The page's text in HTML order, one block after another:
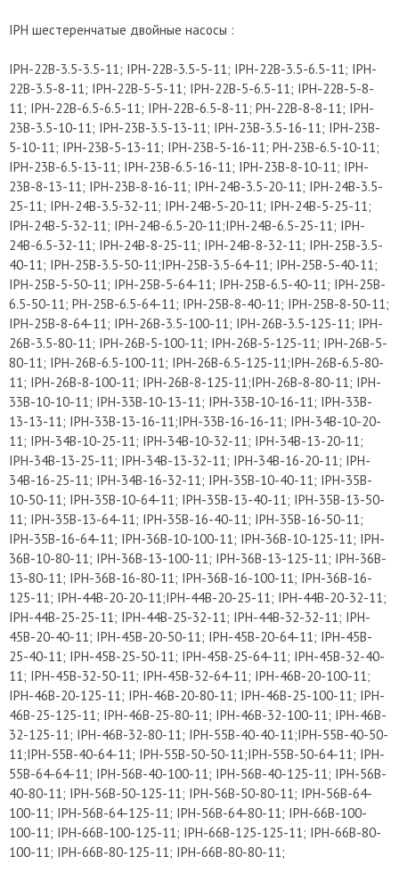
IPH шестеренчатые двойные насосы :
IPH-22B-3.5-3.5-11; IPH-22B-3.5-5-11; IPH-22B-3.5-6.5-11; IPH-
22B-3.5-8-11; IPH-22B-5-5-11; IPH-22B-5-6.5-11; IPH-22B-5-8-
11; IPH-22B-6.5-6.5-11; IPH-22B-6.5-8-11; PH-22B-8-8-11; IPH-
23B-3.5-10-11; IPH-23B-3.5-13-11; IPH-23B-3.5-16-11; IPH-23B-
5-10-11; IPH-23B-5-13-11; IPH-23B-5-16-11; PH-23B-6.5-10-11;
IPH-23B-6.5-13-11; IPH-23B-6.5-16-11; IPH-23B-8-10-11; IPH-
23B-8-13-11; IPH-23B-8-16-11; IPH-24B-3.5-20-11; IPH-24B-3.5-
25-11; IPH-24B-3.5-32-11; IPH-24B-5-20-11; IPH-24B-5-25-11;
IPH-24B-5-32-11; IPH-24B-6.5-20-11;IPH-24B-6.5-25-11; IPH-
24B-6.5-32-11; IPH-24B-8-25-11; IPH-24B-8-32-11; IPH-25B-3.5-
40-11; IPH-25B-3.5-50-11;IPH-25B-3.5-64-11; IPH-25B-5-40-11;
IPH-25B-5-50-11; IPH-25B-5-64-11; IPH-25B-6.5-40-11; IPH-25B-
6.5-50-11; PH-25B-6.5-64-11; IPH-25B-8-40-11; IPH-25B-8-50-11;
IPH-25B-8-64-11; IPH-26B-3.5-100-11; IPH-26B-3.5-125-11; IPH-
26B-3.5-80-11; IPH-26B-5-100-11; IPH-26B-5-125-11; IPH-26B-5-
80-11; IPH-26B-6.5-100-11; IPH-26B-6.5-125-11;IPH-26B-6.5-80-
11; IPH-26B-8-100-11; IPH-26B-8-125-11;IPH-26B-8-80-11; IPH-
33B-10-10-11; IPH-33B-10-13-11; IPH-33B-10-16-11; IPH-33B-
13-13-11; IPH-33B-13-16-11;IPH-33B-16-16-11; IPH-34B-10-20-
11; IPH-34B-10-25-11; IPH-34B-10-32-11; IPH-34B-13-20-11;
IPH-34B-13-25-11; IPH-34B-13-32-11; IPH-34B-16-20-11; IPH-
34B-16-25-11; IPH-34B-16-32-11; IPH-35B-10-40-11; IPH-35B-
10-50-11; IPH-35B-10-64-11; IPH-35B-13-40-11; IPH-35B-13-50-
11; IPH-35B-13-64-11; IPH-35B-16-40-11; IPH-35B-16-50-11;
IPH-35B-16-64-11; IPH-36B-10-100-11; IPH-36B-10-125-11; IPH-
36B-10-80-11; IPH-36B-13-100-11; IPH-36B-13-125-11; IPH-36B-
13-80-11; IPH-36B-16-80-11; IPH-36B-16-100-11; IPH-36B-16-
125-11; IPH-44B-20-20-11;IPH-44B-20-25-11; IPH-44B-20-32-11;
IPH-44B-25-25-11; IPH-44B-25-32-11; IPH-44B-32-32-11; IPH-
45B-20-40-11; IPH-45B-20-50-11; IPH-45B-20-64-11; IPH-45B-
25-40-11; IPH-45B-25-50-11; IPH-45B-25-64-11; IPH-45B-32-40-
11; IPH-45B-32-50-11; IPH-45B-32-64-11; IPH-46B-20-100-11;
IPH-46B-20-125-11; IPH-46B-20-80-11; IPH-46B-25-100-11; IPH-
46B-25-125-11; IPH-46B-25-80-11; IPH-46B-32-100-11; IPH-46B-
32-125-11; IPH-46B-32-80-11; IPH-55B-40-40-11;IPH-55B-40-50-
11;IPH-55B-40-64-11; IPH-55B-50-50-11;IPH-55B-50-64-11; IPH-
55B-64-64-11; IPH-56B-40-100-11; IPH-56B-40-125-11; IPH-56B-
40-80-11; IPH-56B-50-125-11; IPH-56B-50-80-11; IPH-56B-64-
100-11; IPH-56B-64-125-11; IPH-56B-64-80-11; IPH-66B-100-
100-11; IPH-66B-100-125-11; IPH-66B-125-125-11; IPH-66B-80-
100-11; IPH-66B-80-125-11; IPH-66B-80-80-11;